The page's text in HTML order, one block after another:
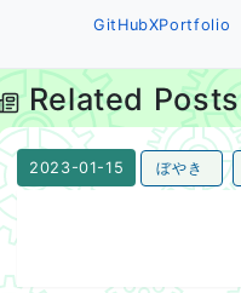
GitHubXPortfolio
Related Posts
2023-01-15 ぼやき
2023年、今年の目標